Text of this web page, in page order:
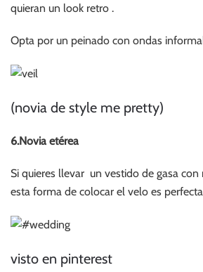
quieran un look retro .
Opta por un peinado con ondas
(novia de style me pretty)
6.Novia etérea
Si quieres llevar un vestido de gasa
esta forma de colocar el velo es
visto en pinterest